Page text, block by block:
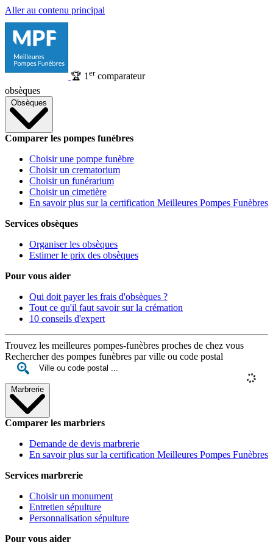
Aller au contenu principal
🏆 1 ercomparateur
obsèques
Obsèques
Comparer les pompes funèbres
Choisir une pompe funèbre
Choisir un crematorium
Choisir un funérarium
Choisir un cimetière
En savoir plus sur la certification Meilleures Pompes Funèbres
Services obsèques
Organiser les obsèques
Estimer le prix des obsèques
Pour vous aider
Qui doit payer les frais d'obsèques ?
Tout ce qu'il faut savoir sur la crémation
10 conseils d'expert
Trouvez les meilleures pompes-funèbres proches de chez vous
Rechercher des pompes funèbres par ville ou code postal
Marbrerie
Comparer les marbriers
Demande de devis marbrerie
En savoir plus sur la certification Meilleures Pompes Funèbres
Services marbrerie
Choisir un monument
Entretien sépulture
Personnalisation sépulture
Pour vous aider